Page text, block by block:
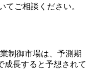
てご相談ください。
制御市場は、予測期
成長すると予想されて